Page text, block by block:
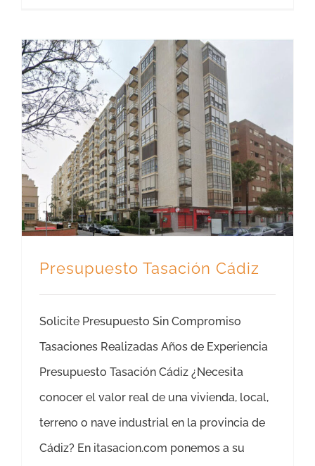
Presupuesto Tasación Cádiz
Solicite Presupuesto Sin Compromiso
Tasaciones Realizadas Años de Experiencia
Presupuesto Tasación Cádiz ¿Necesita
conocer el valor real de una vivienda, local,
terreno o nave industrial en la provincia de
Cádiz? En itasacion.com ponemos a su